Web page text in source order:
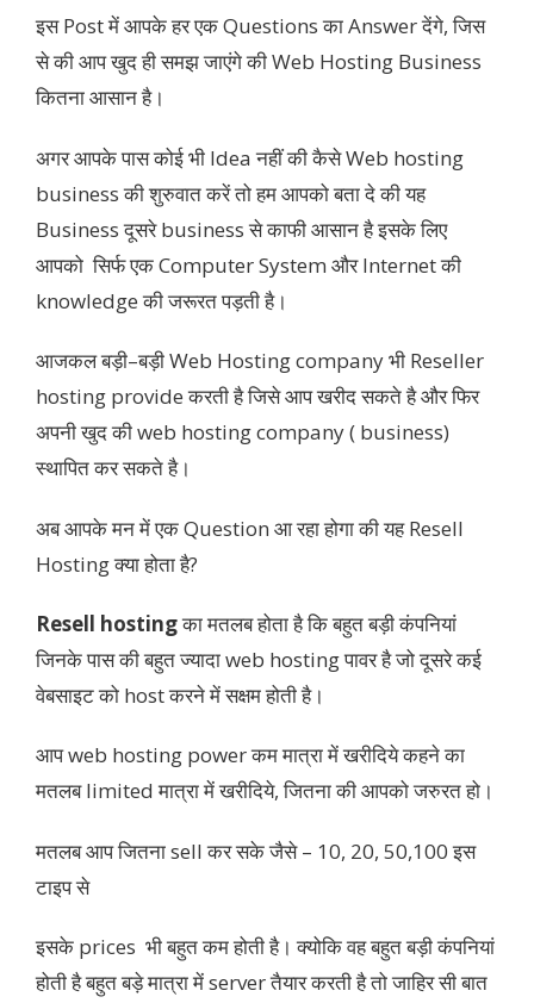
इस Post में आपके हर एक Questions का Answer देंगे, जिस
से की आप खुद ही समझ जाएंगे की Web Hosting Business
कितना आसान है।
अगर आपके पास कोई भी Idea नहीं की कैसे Web hosting
business की शुरुवात करें तो हम आपको बता दे की यह
Business दूसरे business से काफी आसान है इसके लिए
आपको सिर्फ एक Computer System और Internet की
knowledge की जरूरत पड़ती है।
आजकल बड़ी–बड़ी Web Hosting company भी Reseller
hosting provide करती है जिसे आप खरीद सकते है और फिर
अपनी खुद की web hosting company ( business)
स्थापित कर सकते है।
अब आपके मन में एक Question आ रहा होगा की यह Resell
Hosting क्या होता है?
Resell hostingका मतलब होता है कि बहुत बड़ी कंपनियां
जिनके पास की बहुत ज्यादा web hosting पावर है जो दूसरे कई
वेबसाइट को host करने में सक्षम होती है।
आप web hosting power कम मात्रा में खरीदिये कहने का
मतलब limited मात्रा में खरीदिये, जितना की आपको जरुरत हो।
मतलब आप जितना sell कर सके जैसे – 10, 20, 50,100 इस
टाइप से
इसके prices भी बहुत कम होती है। क्योकि वह बहुत बड़ी कंपनियां
होती है बहुत बड़े मात्रा में server तैयार करती है तो जाहिर सी बात